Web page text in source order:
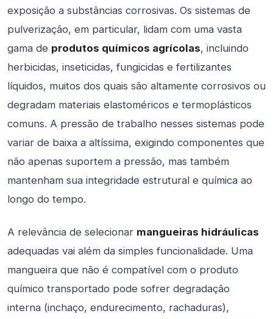
exposição a substâncias corrosivas. Os sistemas de
pulverização, em particular, lidam com uma vasta
gama de produtos químicos agrícolas, incluindo
herbicidas, inseticidas, fungicidas e fertilizantes
líquidos, muitos dos quais são altamente corrosivos ou
degradam materiais elastoméricos e termoplásticos
comuns. A pressão de trabalho nesses sistemas pode
variar de baixa a altíssima, exigindo componentes que
não apenas suportem a pressão, mas também
mantenham sua integridade estrutural e química ao
longo do tempo.
A relevância de selecionar mangueiras hidráulicas
adequadas vai além da simples funcionalidade. Uma
mangueira que não é compatível com o produto
químico transportado pode sofrer degradação
interna (inchaço, endurecimento, rachaduras),